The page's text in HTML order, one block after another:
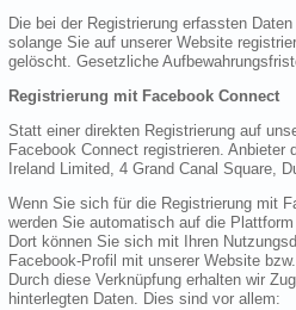
Die bei der Registrierung erfassten
solange Sie auf unserer Website
gelöscht. Gesetzliche
Registrierung mit Facebook Connect
Statt einer direkten Registrierung auf
Facebook Connect registrieren.
Ireland Limited, 4 Grand Canal Square,
Wenn Sie sich für die Registrierung mit
werden Sie automatisch auf die
Dort können Sie sich mit Ihren
Facebook-Profil mit unserer Website
Durch diese Verknüpfung erhalten wir
hinterlegten Daten. Dies sind vor allem: